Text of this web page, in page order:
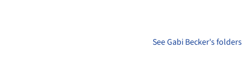
See Gabi Becker's folders